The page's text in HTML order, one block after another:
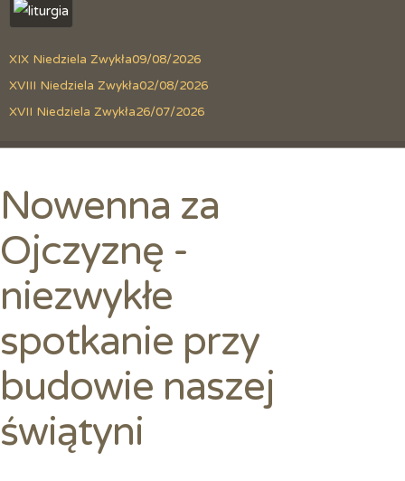
XIX Niedziela Zwykła09/08/2026
XVIII Niedziela Zwykła02/08/2026
XVII Niedziela Zwykła26/07/2026
Nowenna za
Ojczyznę -
niezwykłe
spotkanie przy
budowie naszej
świątyni